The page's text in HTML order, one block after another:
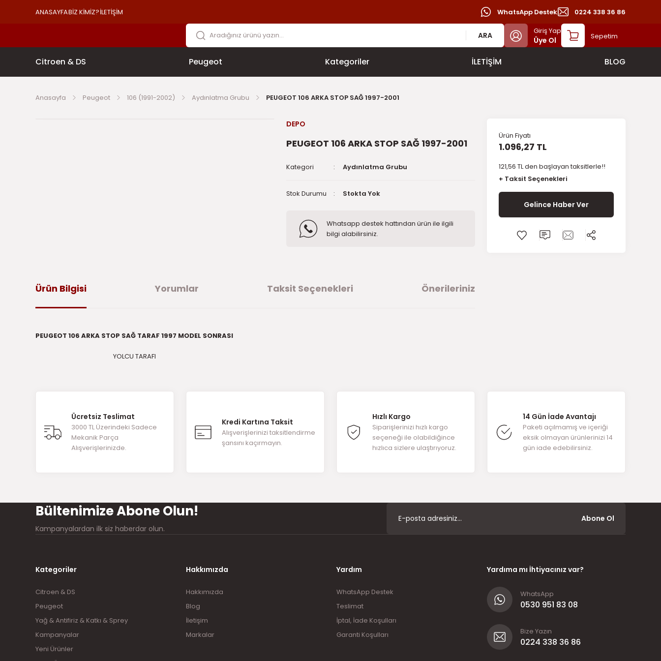
ANASAYFABİZ KİMİZ?İLETİŞİM WhatsApp Destek 0224 338 36 86
ARA Giriş Yap
Üye Ol Sepetim
Citroen & DS Peugeot Kategoriler İLETİŞİM BLOG
Anasayfa Peugeot 106 (1991-2002) Aydınlatma Grubu PEUGEOT 106 ARKA STOP SAĞ 1997-2001
DEPO
PEUGEOT 106 ARKA STOP SAĞ 1997-2001
Kategori Aydınlatma Grubu
Stok Durumu Stokta Yok
Whatsapp destek hattından ürün ile ilgili
bilgi alabilirsiniz.
Ürün Fiyatı
1.096,27 TL
121,56 TL den başlayan taksitlerle!!
+ Taksit Seçenekleri
Gelince Haber Ver
Ürün Bilgisi Yorumlar Taksit Seçenekleri Önerileriniz
PEUGEOT 106 ARKA STOP SAĞ TARAF 1997 MODEL SONRASI
YOLCU TARAFI
Bu ürüne ilk yorumu siz yapın!
Yorum Yaz
Ürün resmi kalitesiz, bozuk veya görüntülenemiyor.
Ürün açıklamasında eksik bilgiler bulunuyor.
Ürün fiyatı diğer sitelerden daha pahalı.
Ücretsiz Teslimat
3000 TL Üzerindeki Sadece
Mekanik Parça
Alışverişlerinizde.
Kredi Kartına Taksit
Alışverişlerinizi taksitlendirme
şansını kaçırmayın.
Hızlı Kargo
Siparişlerinizi hızlı kargo
seçeneği ile olabildiğince
hızlıca sizlere ulaştırıyoruz.
14 Gün İade Avantajı
Paketi açılmamış ve içeriği
eksik olmayan ürünlerinizi 14
gün iade edebilirsiniz.
Bültenimize Abone Olun!
Kampanyalardan ilk siz haberdar olun.
Abone Ol
Kategoriler
Citroen & DS
Peugeot
Yağ & Antifiriz & Katkı & Sprey
Kampanyalar
Yeni Ürünler
Hakkımızda
Hakkımızda
Blog
İletişim
Markalar
Yardım
WhatsApp Destek
Teslimat
İptal, İade Koşulları
Garanti Koşulları
Yardıma mı İhtiyacınız var?
WhatsApp
0530 951 83 08
Bize Yazın
0224 338 36 86